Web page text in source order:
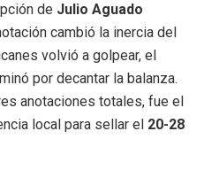
de Julio Aguado
cambió la inercia del
volvió a golpear, el
por decantar la balanza.
anotaciones totales, fue el
local para sellar el 20-28